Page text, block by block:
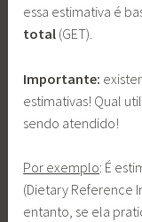
essa estimativa é
total (GET).
Importante:
estimativas! Qual
sendo atendido!
Por exemplo: É
(Dietary Reference
entanto, se ela